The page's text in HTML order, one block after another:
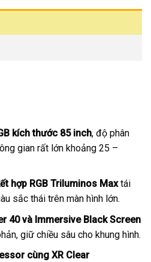
kích thước 85 inch, độ phân
gian rất lớn khoảng 25 –
hợp RGB Triluminos Maxtái
sắc thái trên màn hình lớn.
40 và Immersive Black Screen
giữ chiều sâu cho khung hình.
cùng XR Clear